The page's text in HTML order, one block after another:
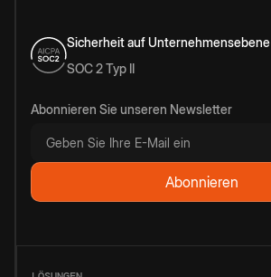
Sicherheit auf Unternehmensebene
SOC 2 Typ II
Abonnieren Sie unseren Newsletter